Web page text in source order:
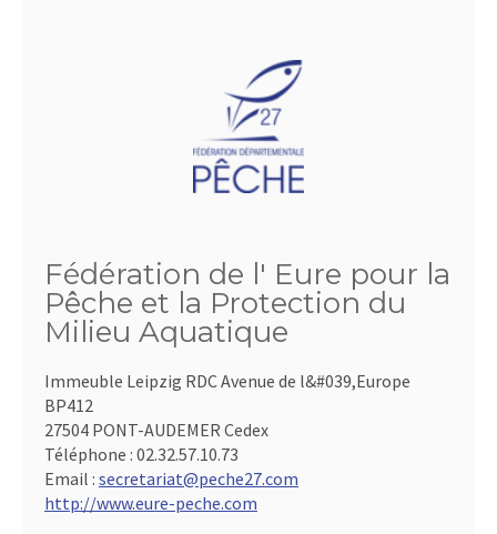
Fédération de l' Eure pour la
Pêche et la Protection du
Milieu Aquatique
Immeuble Leipzig RDC Avenue de l&#039,Europe
BP412
27504 PONT-AUDEMER Cedex
Téléphone : 02.32.57.10.73
Email : secretariat@peche27.com
http://www.eure-peche.com